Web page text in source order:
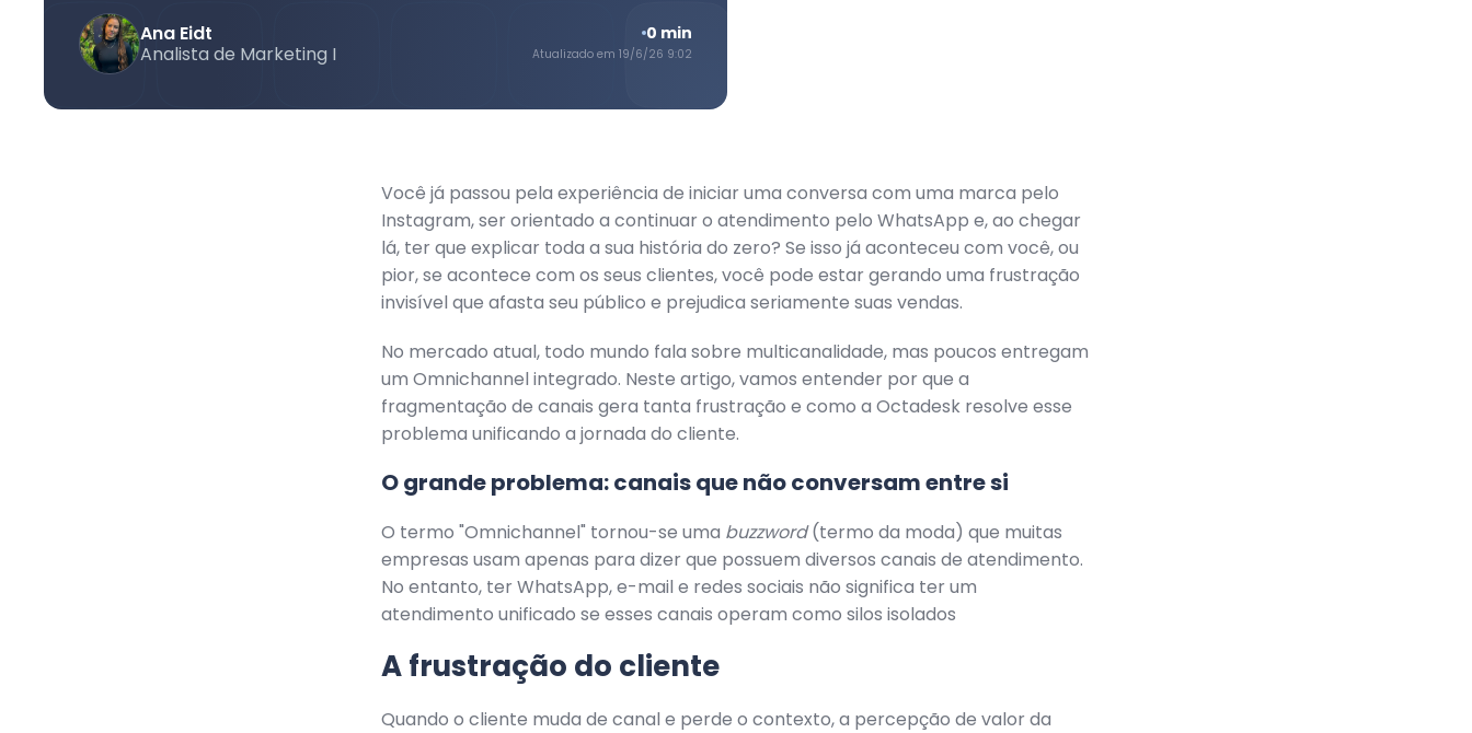
Ana Eidt
Analista de Marketing I
0 min
Atualizado em 19/6/26 9:02
Você já passou pela experiência de iniciar uma conversa com uma marca pelo
Instagram, ser orientado a continuar o atendimento pelo WhatsApp e, ao chegar
lá, ter que explicar toda a sua história do zero? Se isso já aconteceu com você, ou
pior, se acontece com os seus clientes, você pode estar gerando uma frustração
invisível que afasta seu público e prejudica seriamente suas vendas.
No mercado atual, todo mundo fala sobre multicanalidade, mas poucos entregam
um Omnichannel integrado. Neste artigo, vamos entender por que a
fragmentação de canais gera tanta frustração e como a Octadesk resolve esse
problema unificando a jornada do cliente.
O grande problema: canais que não conversam entre si
O termo "Omnichannel" tornou-se uma buzzword(termo da moda) que muitas
empresas usam apenas para dizer que possuem diversos canais de atendimento.
No entanto, ter WhatsApp, e-mail e redes sociais não significa ter um
atendimento unificado se esses canais operam como silos isolados
A frustração do cliente
Quando o cliente muda de canal e perde o contexto, a percepção de valor da